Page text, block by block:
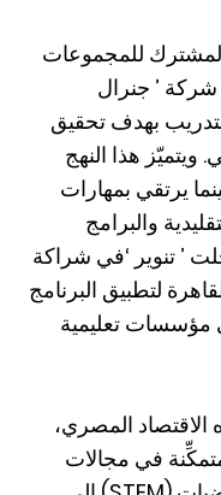
المشترك للمجموعات
شركة ’ جنرال
بهدف تحقيق
ويتميّز هذا النهج
يرتقي بمهارات
والبرامج
’ تنوير ‘في شراكة
لتطبيق البرنامج
مؤسسات تعليمية
المصري،
في مجالات